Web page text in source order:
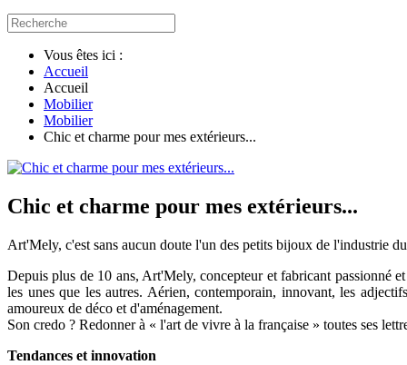
Vous êtes ici :
Accueil
Accueil
Mobilier
Mobilier
Chic et charme pour mes extérieurs...
Chic et charme pour mes extérieurs...
Art'Mely, c'est sans aucun doute l'un des petits bijoux de l'industrie
Depuis plus de 10 ans, Art'Mely, concepteur et fabricant passionné
les unes que les autres. Aérien, contemporain, innovant, les
amoureux de déco et d'aménagement.
Son credo ? Redonner à « l'art de vivre à la française » toutes ses
Tendances et innovation